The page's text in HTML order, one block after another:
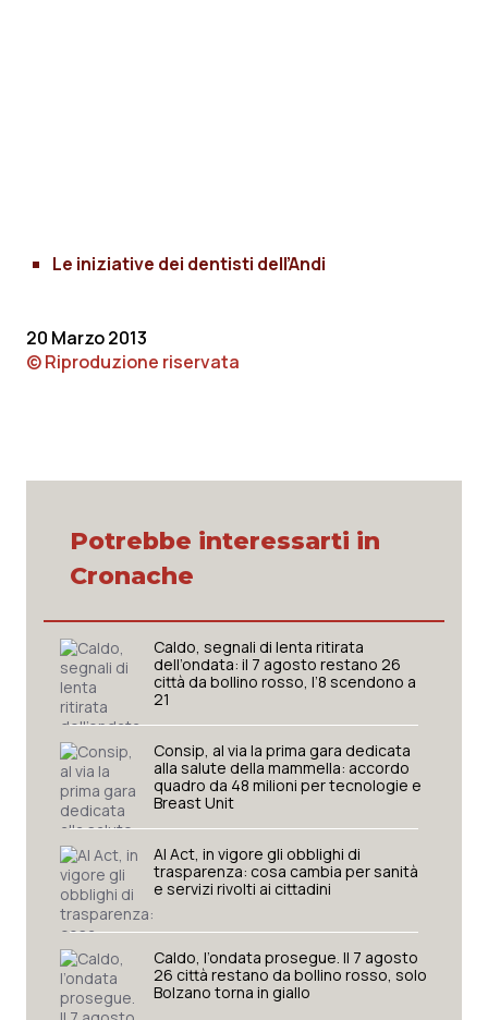
Le iniziative dei dentisti dell’Andi
20 Marzo 2013
© Riproduzione riservata
Potrebbe interessarti in
Cronache
Caldo, segnali di lenta ritirata
dell’ondata: il 7 agosto restano 26
città da bollino rosso, l’8 scendono a
21
Consip, al via la prima gara dedicata
alla salute della mammella: accordo
quadro da 48 milioni per tecnologie e
Breast Unit
AI Act, in vigore gli obblighi di
trasparenza: cosa cambia per sanità
e servizi rivolti ai cittadini
Caldo, l’ondata prosegue. Il 7 agosto
26 città restano da bollino rosso, solo
Bolzano torna in giallo